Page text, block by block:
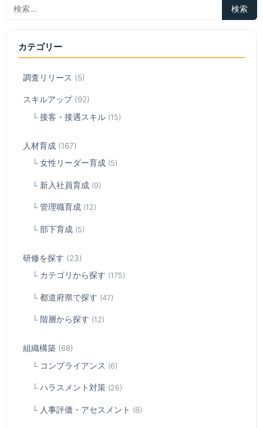
カテゴリー
調査リリース (5)
スキルアップ(92)
接客・接遇スキル (15)
人材育成 (167)
女性リーダー育成 (5)
新入社員育成 (9)
管理職育成 (12)
部下育成 (5)
研修を探す (23)
カテゴリから探す (175)
都道府県で探す (47)
階層から探す (12)
組織構築 (68)
コンプライアンス (6)
ハラスメント対策 (26)
人事評価・アセスメント (8)